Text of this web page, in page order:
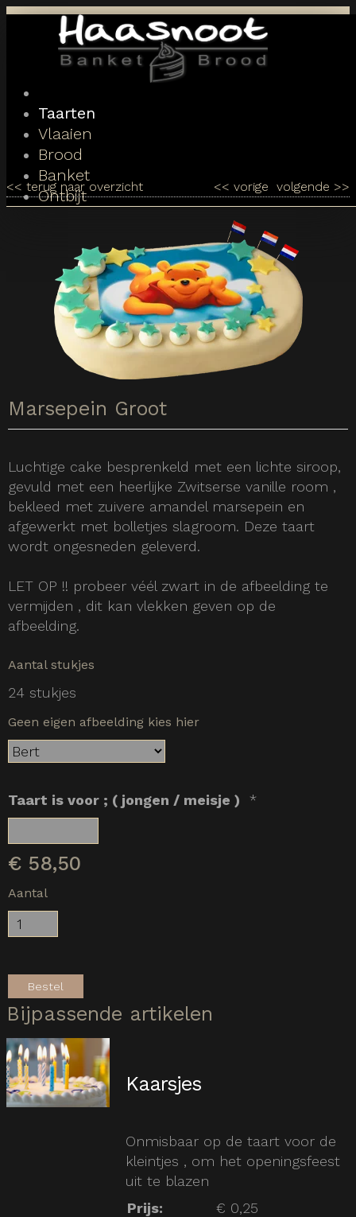
Toggle
navigation
Taarten
Vlaaien
Brood
Banket
Ontbijt
<< terug naar overzicht volgende >>
<< vorige
Marsepein Groot
Luchtige cake besprenkeld met een lichte siroop,
gevuld met een heerlijke Zwitserse vanille room ,
bekleed met zuivere amandel marsepein en
afgewerkt met bolletjes slagroom. Deze taart
wordt ongesneden geleverd.
LET OP !! probeer véél zwart in de afbeelding te
vermijden , dit kan vlekken geven op de
afbeelding.
Aantal stukjes
24 stukjes
Geen eigen afbeelding kies hier
Taart is voor ; ( jongen / meisje ) *
€ 58,50
Aantal
Bestel
Bijpassende artikelen
Kaarsjes
Onmisbaar op de taart voor de
kleintjes , om het openingsfeest
uit te blazen
Prijs: € 0,25